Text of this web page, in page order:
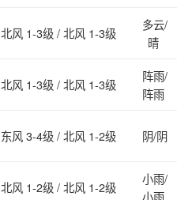
北风 1-3级 / 北风 1-3级
多云/
晴
北风 1-3级 / 北风 1-3级
阵雨/
阵雨
东风 3-4级 / 北风 1-2级 阴/阴
北风 1-2级 / 北风 1-2级
小雨/
小雨